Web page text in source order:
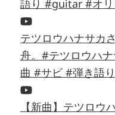
語り #guitar #オリ
テツロウハナサカ
舟。#テツロウハ
曲 #サビ #弾き語
【新曲】テツロウ